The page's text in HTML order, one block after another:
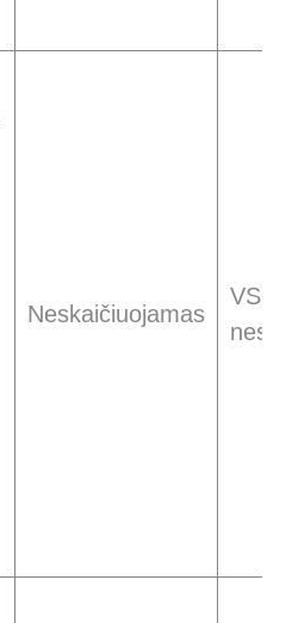
Neskaičiuojamas
VSDĮ